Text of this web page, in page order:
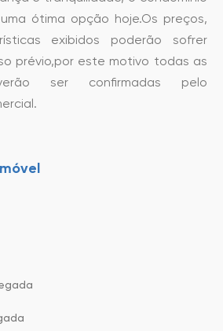
ótima opção hoje.Os preços,
exibidos poderão sofrer
prévio,por este motivo todas as
ser confirmadas pelo